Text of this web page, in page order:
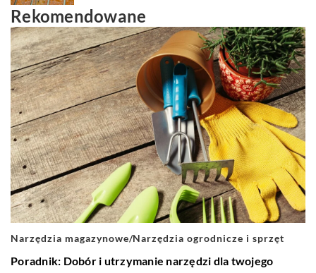
Rekomendowane
Narzędzia magazynowe/Narzędzia ogrodnicze i sprzęt
Poradnik: Dobór i utrzymanie narzędzi dla twojego